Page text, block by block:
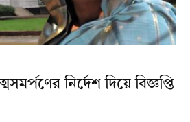
নির্দেশ দিয়ে বিজ্ঞপ্তি